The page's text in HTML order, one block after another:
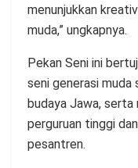
menunjukkan
muda,” ungkapnya.
Pekan Seni ini
seni generasi muda
budaya Jawa,
perguruan tinggi
pesantren.